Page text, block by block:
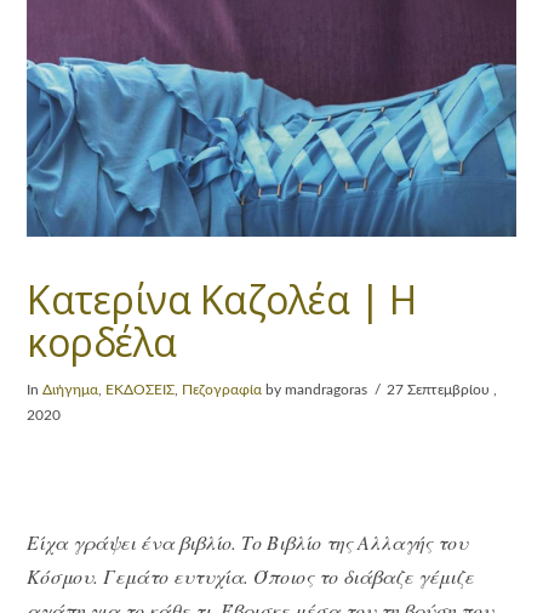
Κατερίνα Καζολέα | Η
κορδέλα
InΔιήγημα ΕΚΔΟΣΕΙΣ Πεζογραφία by mandragoras
27 Σεπτεμβρίου ,
2020
Είχα γράψει ένα βιβλίο. Το Βιβλίο της Αλλαγής του
Κόσμου. Γεμάτο ευτυχία. Όποιος το διάβαζε γέμιζε